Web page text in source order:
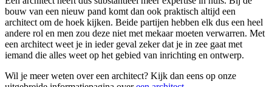
bouw van een nieuw pand komt dan ook praktisch altijd een
architect om de hoek kijken. Beide partijen hebben elk dus een heel
andere rol en men zou deze niet met mekaar moeten verwarren. Met
een architect weet je in ieder geval zeker dat je in zee gaat met
iemand die alles weet op het gebied van inrichting en ontwerp.
Wil je meer weten over een architect? Kijk dan eens op onze